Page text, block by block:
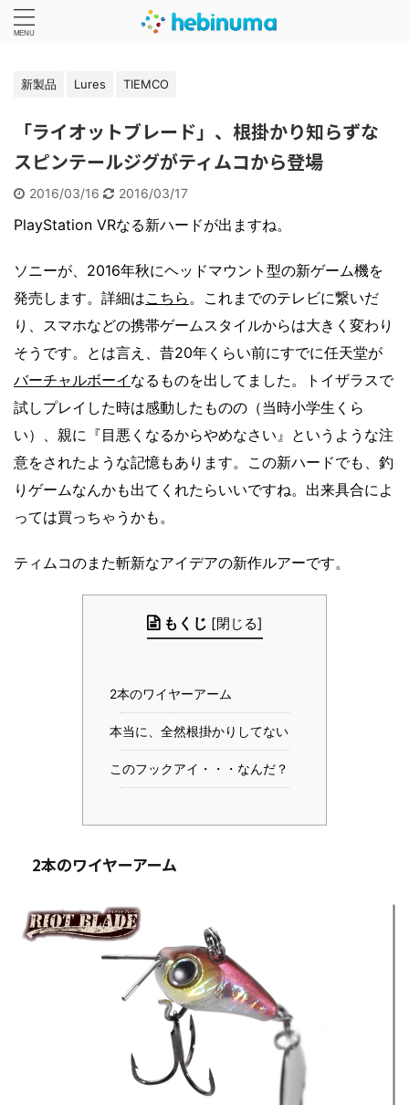
新製品 Lures TIEMCO
「ライオットブレード」、根掛かり知らずな
スピンテールジグがティムコから登場
2016/03/16 2016/03/17
PlayStation VRなる新ハードが出ますね。
ソニーが、2016年秋にヘッドマウント型の新ゲーム機を
発売します。詳細はこちら。これまでのテレビに繋いだ
り、スマホなどの携帯ゲームスタイルからは大きく変わり
そうです。とは言え、昔20年くらい前にすでに任天堂が
バーチャルボーイ なるものを出してました。トイザラスで
試しプレイした時は感動したものの（当時小学生くら
い）、親に『目悪くなるからやめなさい』というような注
意をされたような記憶もあります。この新ハードでも、釣
りゲームなんかも出てくれたらいいですね。出来具合によ
っては買っちゃうかも。
ティムコのまた斬新なアイデアの新作ルアーです。
もくじ [閉じる]
2本のワイヤーアーム
本当に、全然根掛かりしてない
このフックアイ・・・なんだ？
2本のワイヤーアーム